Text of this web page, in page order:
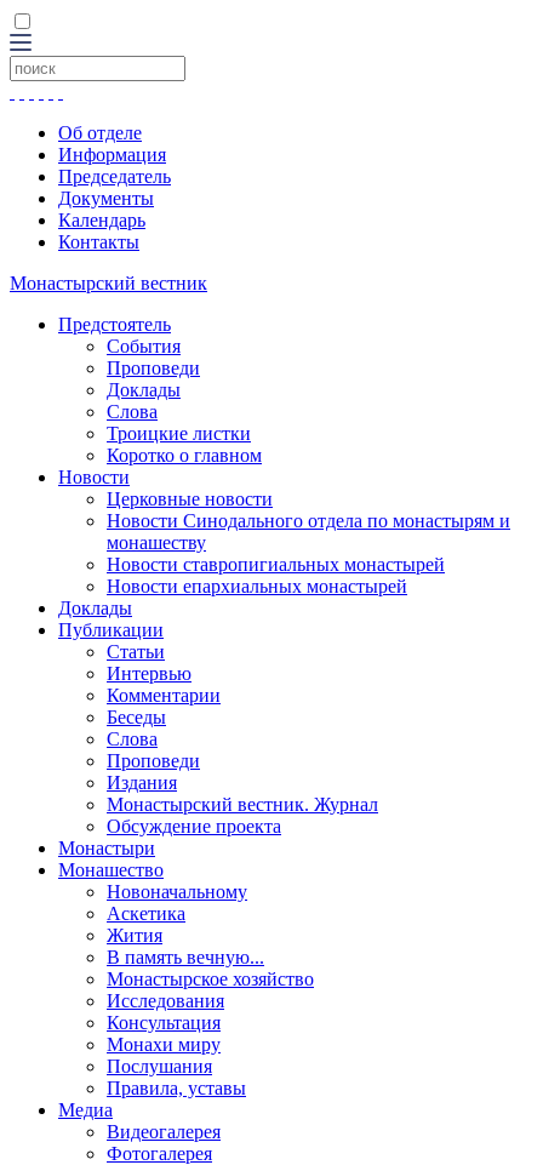
Об отделе
Информация
Председатель
Документы
Календарь
Контакты
Монастырский вестник
Предстоятель
События
Проповеди
Доклады
Слова
Троицкие листки
Коротко о главном
Новости
Церковные новости
Новости Синодального отдела по монастырям и
монашеству
Новости ставропигиальных монастырей
Новости епархиальных монастырей
Доклады
Публикации
Статьи
Интервью
Комментарии
Беседы
Слова
Проповеди
Издания
Монастырский вестник. Журнал
Обсуждение проекта
Монастыри
Монашество
Новоначальному
Аскетика
Жития
В память вечную...
Монастырское хозяйство
Исследования
Консультация
Монахи миру
Послушания
Правила, уставы
Медиа
Видеогалерея
Фотогалерея